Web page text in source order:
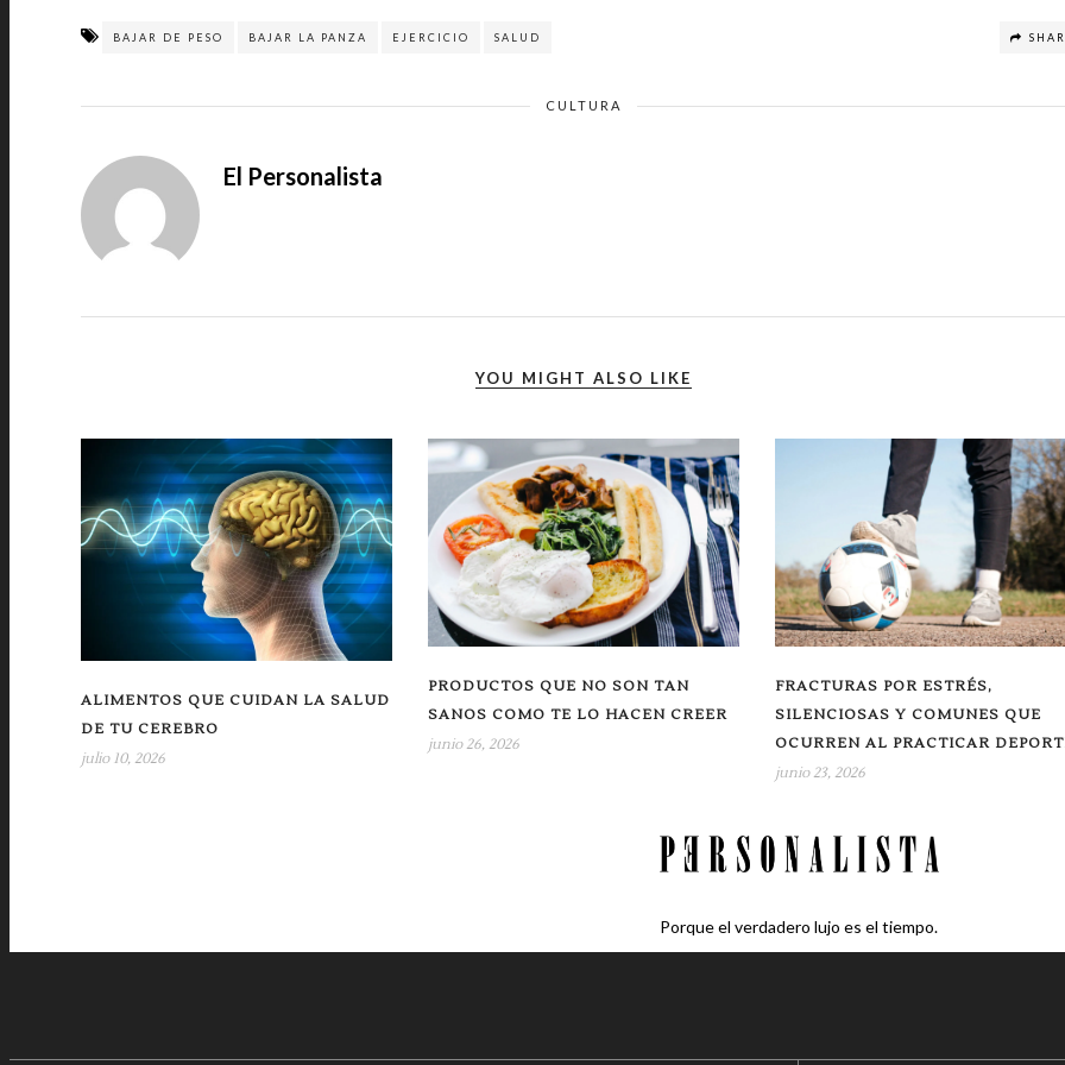
BAJAR DE PESO BAJAR LA PANZA EJERCICIO SALUD
CULTURA
El Personalista
YOU MIGHT ALSO LIKE
ALIMENTOS QUE CUIDAN LA SALUD
DE TU CEREBRO
julio 10, 2026
PRODUCTOS QUE NO SON TAN
SANOS COMO TE LO HACEN CREER
junio 26, 2026
FRACTURAS POR ESTRÉS,
SILENCIOSAS Y COMUNES QUE
OCURREN AL PRACTICAR
junio 23, 2026
Porque el verdadero lujo es el tiempo.